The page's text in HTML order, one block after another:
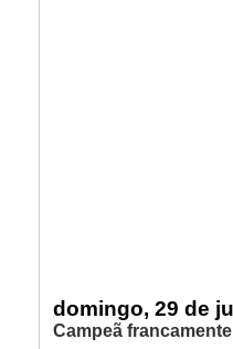
domingo, 29 de
Campeã